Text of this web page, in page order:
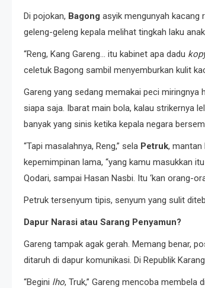
Di pojokan, Bagong asyik mengunyah kacang
geleng-geleng kepala melihat tingkah laku
“Reng, Kang Gareng… itu kabinet apa dadu
celetuk Bagong sambil menyemburkan kulit
Gareng yang sedang memakai peci miringnya
siapa saja. Ibarat main bola, kalau strikernya
banyak yang sinis ketika kepala negara
“Tapi masalahnya, Reng,” sela Petruk, mantan
kepemimpinan lama, “yang kamu masukkan itu
Qodari, sampai Hasan Nasbi. Itu ‘kan orang-
Petruk tersenyum tipis, senyum yang sulit
Dapur Narasi atau Sarang Penyamun?
Gareng tampak agak gerah. Memang benar,
ditaruh di dapur komunikasi. Di Republik
“Begini lho, Truk,” Gareng mencoba membela